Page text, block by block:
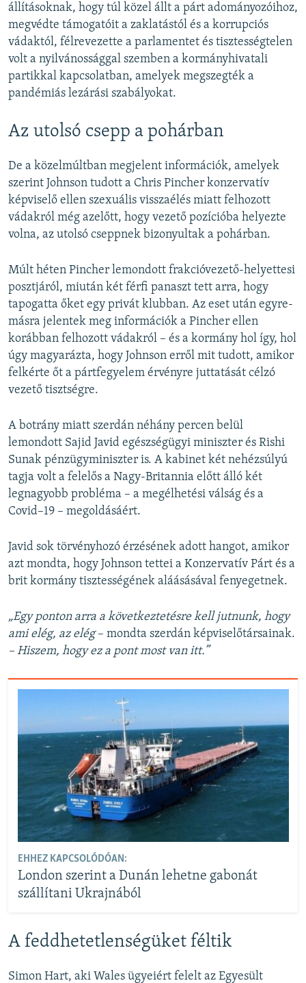
állításoknak, hogy túl közel állt a párt adományozóihoz,
megvédte támogatóit a zaklatástól és a korrupciós
vádaktól, félrevezette a parlamentet és tisztességtelen
volt a nyilvánossággal szemben a kormányhivatali
partikkal kapcsolatban, amelyek megszegték a
pandémiás lezárási szabályokat.
Az utolsó csepp a pohárban
De a közelmúltban megjelent információk, amelyek
szerint Johnson tudott a Chris Pincher konzervatív
képviselő ellen szexuális visszaélés miatt felhozott
vádakról még azelőtt, hogy vezető pozícióba helyezte
volna, az utolsó cseppnek bizonyultak a pohárban.
Múlt héten Pincher lemondott frakcióvezető-helyettesi
posztjáról, miután két férfi panaszt tett arra, hogy
tapogatta őket egy privát klubban. Az eset után egyre-
másra jelentek meg információk a Pincher ellen
korábban felhozott vádakról – és a kormány hol így, hol
úgy magyarázta, hogy Johnson erről mit tudott, amikor
felkérte őt a pártfegyelem érvényre juttatását célzó
vezető tisztségre.
A botrány miatt szerdán néhány percen belül
lemondott Sajid Javid egészségügyi miniszter és Rishi
Sunak pénzügyminiszter is. A kabinet két nehézsúlyú
tagja volt a felelős a Nagy-Britannia előtt álló két
legnagyobb probléma – a megélhetési válság és a
Covid–19 – megoldásáért.
Javid sok törvényhozó érzésének adott hangot, amikor
azt mondta, hogy Johnson tettei a Konzervatív Párt és a
brit kormány tisztességének aláásásával fenyegetnek.
„Egy ponton arra a következtetésre kell jutnunk, hogy
ami elég, az elég– mondta szerdán képviselőtársainak.
– Hiszem, hogy ez a pont most van itt.”
EHHEZ KAPCSOLÓDÓAN:
London szerint a Dunán lehetne gabonát
szállítani Ukrajnából
A feddhetetlenségüket féltik
Simon Hart, aki Wales ügyeiért felelt az Egyesült